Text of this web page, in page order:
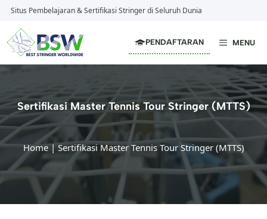
Langsung
Situs Pembelajaran & Sertifikasi Stringer di Seluruh Dunia
MENU
PENDAFTARAN
Sertifikasi Master Tennis Tour Stringer (MTTS)
Home|Sertifikasi Master Tennis Tour Stringer (MTTS)